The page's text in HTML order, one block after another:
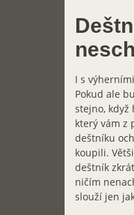
I s
Pokud ale
stejno, když
který vám z
deštníku
koupili.
deštník
ničím
slouží jen